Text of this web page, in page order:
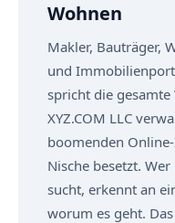
Wohnen
Makler, Bauträger,
und
spricht die
XYZ.COM LLC
boomenden
Nische besetzt.
sucht, erkennt an
worum es geht.